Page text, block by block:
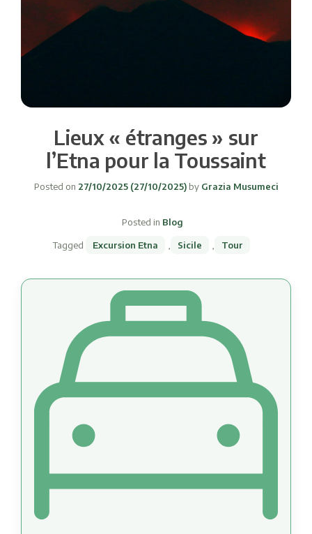
Lieux « étranges » sur
l’Etna pour la Toussaint
Posted on 27/10/2025(27/10/2025) byGrazia Musumeci
Posted in Blog
Tagged Excursion Etna Sicile Tour